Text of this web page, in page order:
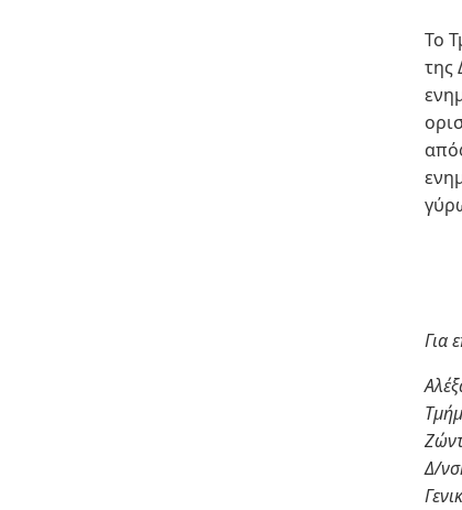
Το
της
Για
Δ/